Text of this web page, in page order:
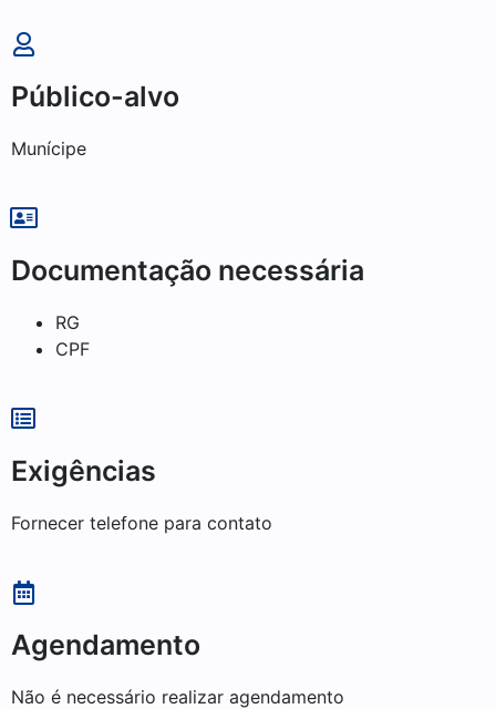
Público-alvo
Munícipe
Documentação necessária
RG
CPF
Exigências
Fornecer telefone para contato
Agendamento
Não é necessário realizar agendamento